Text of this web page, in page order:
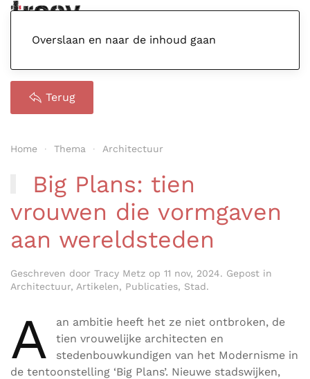
Overslaan en naar de inhoud gaan
Terug
Home Thema Architectuur
Big Plans: tien
vrouwen die vormgaven
aan wereldsteden
Geschreven door Tracy Metz op 11 nov, 2024. Gepost in
Architectuur, Artikelen, Publicaties, Stad.
A
an ambitie heeft het ze niet ontbroken, de
tien vrouwelijke architecten en
stedenbouwkundigen van het Modernisme in
de tentoonstelling ‘Big Plans’. Nieuwe stadswijken,